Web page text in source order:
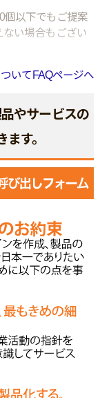
個以下でもご提案
ない場合もござい
いてFAQページへ
やサービスの
す。